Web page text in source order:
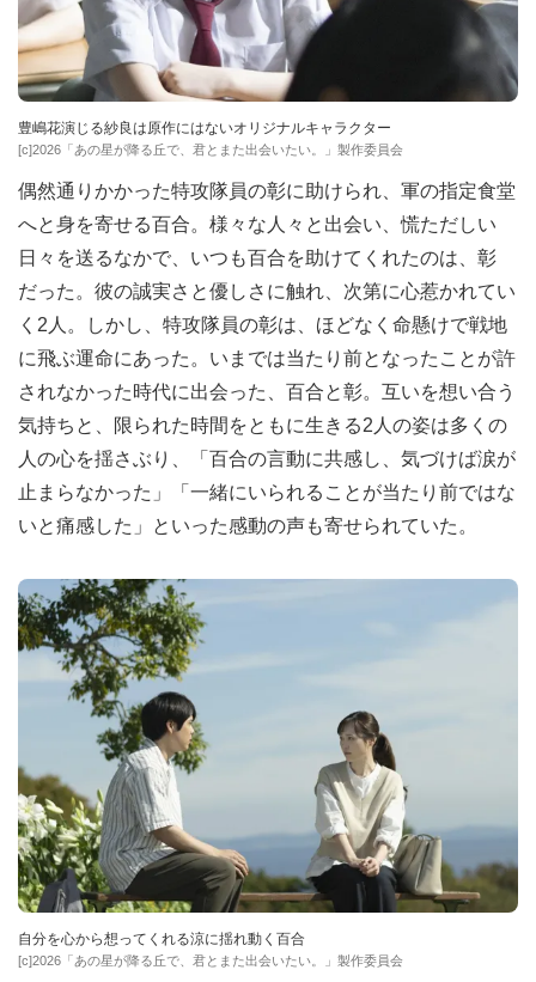
豊嶋花演じる紗良は原作にはないオリジナルキャラクター
[c]2026「あの星が降る丘で、君とまた出会いたい。」製作委員会
偶然通りかかった特攻隊員の彰に助けられ、軍の指定食堂
へと身を寄せる百合。様々な人々と出会い、慌ただしい
日々を送るなかで、いつも百合を助けてくれたのは、彰
だった。彼の誠実さと優しさに触れ、次第に心惹かれてい
く2人。しかし、特攻隊員の彰は、ほどなく命懸けで戦地
に飛ぶ運命にあった。いまでは当たり前となったことが許
されなかった時代に出会った、百合と彰。互いを想い合う
気持ちと、限られた時間をともに生きる2人の姿は多くの
人の心を揺さぶり、「百合の言動に共感し、気づけば涙が
止まらなかった」「一緒にいられることが当たり前ではな
いと痛感した」といった感動の声も寄せられていた。
自分を心から想ってくれる涼に揺れ動く百合
[c]2026「あの星が降る丘で、君とまた出会いたい。」製作委員会